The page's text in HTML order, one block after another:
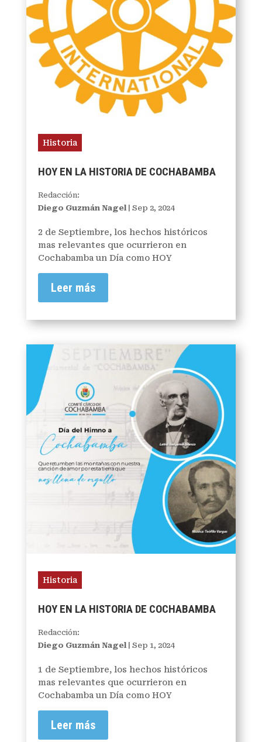
Historia
HOY EN LA HISTORIA DE COCHABAMBA
Redacción:
Diego Guzmán Nagel| Sep 2, 2024
2 de Septiembre, los hechos históricos
mas relevantes que ocurrieron en
Cochabamba un Día como HOY
Leer más
Historia
HOY EN LA HISTORIA DE COCHABAMBA
Redacción:
Diego Guzmán Nagel| Sep 1, 2024
1 de Septiembre, los hechos históricos
mas relevantes que ocurrieron en
Cochabamba un Día como HOY
Leer más